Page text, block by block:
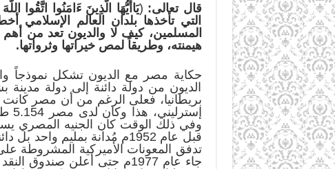
قال تعالى: (يَاأَيُّهَا الَّذِينَ ءَامَنُوا اتَّقُوا
التي تأخذها بلدان العالم الإسلامي
المسلمين، كيف لا والديون تعد من أهم
هيمنته، وطريقاً لمص خيراتها وثرواتها.
حكاية مصر مع الديون تشكل نموذجاً
الديون من دولة دائنة إلى دولة
وفي ذلك الوقت كان الجنيه المصري
جاء عام 1977م حتى أعلن